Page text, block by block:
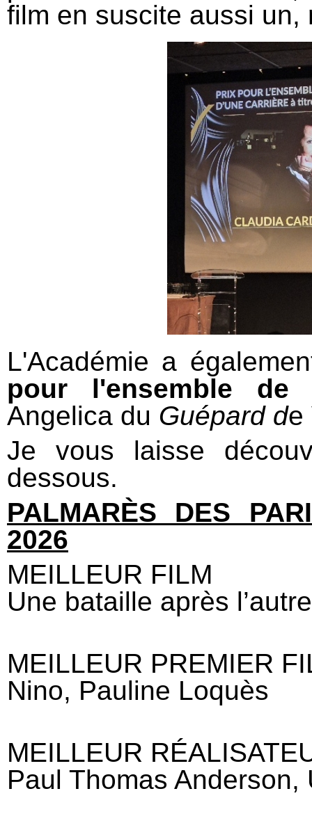
film en suscite aussi un,
L'Académie a
pour l'ensemble
Angelica du Guépard de
Je vous laisse
dessous.
PALMARÈS DES
2026
MEILLEUR FILM
Une bataille après
MEILLEUR PREMIER
Nino, Pauline Loquès
MEILLEUR
Paul Thomas Anderson,